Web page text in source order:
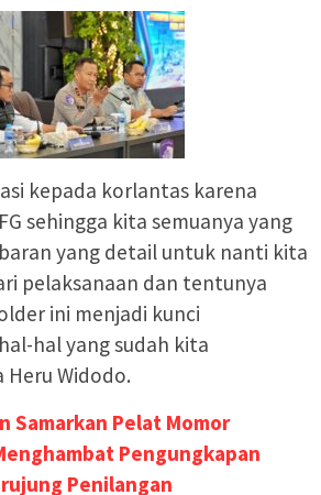
kepada korlantas karena
sehingga kita semuanya yang
yang detail untuk nanti kita
pelaksanaan dan tentunya
ini menjadi kunci
hal yang sudah kita
Widodo.
Samarkan Pelat Momor
Pengungkapan
Penilangan